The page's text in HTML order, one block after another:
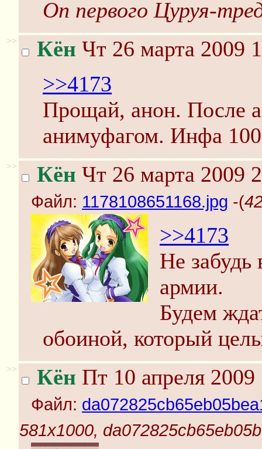
Оп первого Цуруя-
>> Кён Чт 26 марта 2009
>>4173
Прощай, анон. После
анимуфагом. Инфа
>> Кён Чт 26 марта 2009
Файл: 1178108651168.jpg -(
>>4173
Не забудь
армии.
Будем
обоиной, который
>> Кён Пт 10 апреля
Файл:
581x1000,